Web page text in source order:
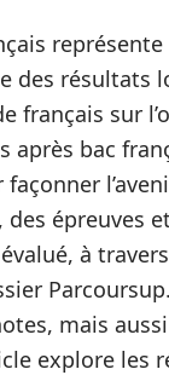
des
français sur
après bac
épreuves
à
mais
explore les